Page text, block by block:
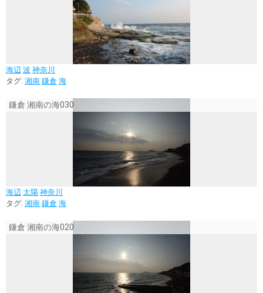
海辺 波 神奈川
タグ: 湘南 鎌倉 海
鎌倉 湘南の海030
海辺 太陽 神奈川
タグ: 湘南 鎌倉 海
鎌倉 湘南の海020